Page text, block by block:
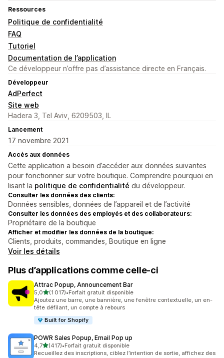
Ressources
Politique de confidentialité
FAQ
Tutoriel
Documentation de l’application
Ce développeur n’offre pas d’assistance directe en Français.
Développeur
AdPerfect
Site web
Hadera 3, Tel Aviv, 6209503, IL
Lancement
17 novembre 2021
Accès aux données
Cette application a besoin d’accéder aux données suivantes
pour fonctionner sur votre boutique. Comprendre pourquoi en
lisant la politique de confidentialité du développeur.
Consulter les données des clients:
Données sensibles, données de l’appareil et de l’activité
Consulter les données des employés et des collaborateurs:
Propriétaire de la boutique
Afficher et modifier les données de la boutique:
Clients, produits, commandes, Boutique en ligne
Voir les détails
Plus d’applications comme celle-ci
Attrac Popup, Announcement Bar
5,0étoile(s) sur 5
(1 017)
1017 avis au total
•Forfait gratuit disponible
Ajoutez une barre, une bannière, une fenêtre contextuelle, un en-
tête défilant, un compte à rebours
Built for Shopify
POWR Sales Popup, Email Pop up
4,7étoile(s) sur 5
(417)
417 avis au total
•Forfait gratuit disponible
Recueillez des inscriptions, ciblez l’intention de sortie, affichez des